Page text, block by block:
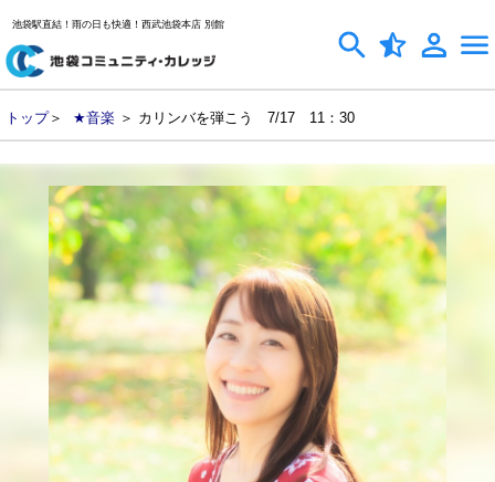
池袋駅直結！雨の日も快適！西武池袋本店 別館
トップ＞ ★音楽 ＞ カリンバを弾こう 7/17 11：30